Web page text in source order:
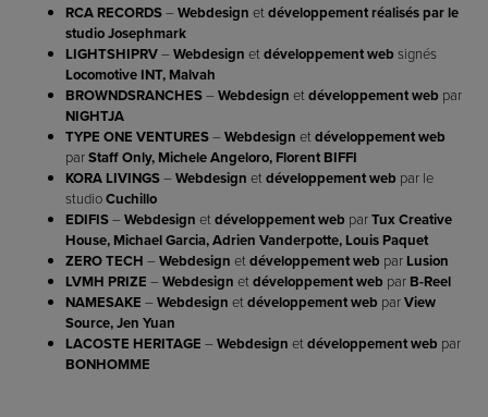
RCA RECORDS–Webdesign et développement réalisés par le
studio Josephmark
LIGHTSHIPRV–Webdesign et développement web signés
Locomotive INT, Malvah
BROWNDSRANCHES–Webdesign et développement web par
NIGHTJA
TYPE ONE VENTURES–Webdesign et développement web
parStaff Only, Michele Angeloro, Florent BIFFI
KORA LIVINGS–Webdesign et développement web par le
studioCuchillo
EDIFIS–Webdesign et développement web parTux Creative
House, Michael Garcia, Adrien Vanderpotte, Louis Paquet
ZERO TECH –Webdesign et développement web par Lusion
LVMH PRIZE –Webdesign et développement web par B-Reel
NAMESAKE –Webdesign et développement web parView
Source, Jen Yuan
LACOSTE HERITAGE –Webdesign et développement web par
BONHOMME